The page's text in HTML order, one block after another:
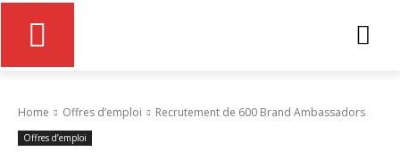
Home Offres d’emploi Recrutement de 600 Brand Ambassadors
Offres d’emploi